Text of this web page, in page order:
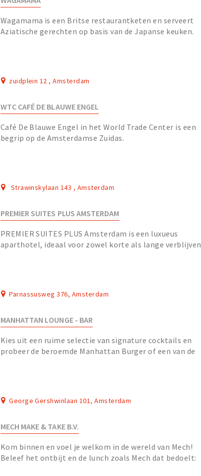
Wagamama is een Britse restaurantketen en serveert
Aziatische gerechten op basis van de Japanse keuken.
zuidplein 12 , Amsterdam
WTC CAFÉ DE BLAUWE ENGEL
Café De Blauwe Engel in het World Trade Center is een
begrip op de Amsterdamse Zuidas.
Strawinskylaan 143 , Amsterdam
PREMIER SUITES PLUS AMSTERDAM
PREMIER SUITES PLUS Amsterdam is een luxueus
aparthotel, ideaal voor zowel korte als lange verblijven
Parnassusweg 376, Amsterdam
MANHATTAN LOUNGE - BAR
Kies uit een ruime selectie van signature cocktails en
probeer de beroemde Manhattan Burger of een van de
George Gershwinlaan 101, Amsterdam
MECH MAKE & TAKE B.V.
Kom binnen en voel je welkom in de wereld van Mech!
Beleef het ontbijt en de lunch zoals Mech dat bedoelt: